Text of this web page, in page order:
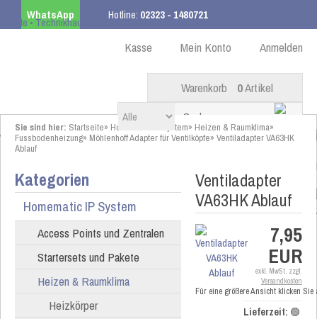
WhatsApp Hotline: 02323 - 1480721
ab 99,00 € innerhalb DE Anmelden
Mein Konto
Kasse
Warenkorb 0Artikel
Sie sind hier: Startseite» Homematic IP System» Heizen & Raumklima»
Fussbodenheizung» Möhlenhoff Adapter für Ventilköpfe» Ventiladapter VA63HK
Ablauf
Kategorien
Homematic IP System
Access Points und Zentralen
Startersets und Pakete
Heizen & Raumklima
Heizkörper
Ventiladapter
VA63HK Ablauf
Für eine größere Ansicht klicken
7,95
EUR
exkl. MwSt. zzgl.
Versandkosten
Lieferzeit: 🟢